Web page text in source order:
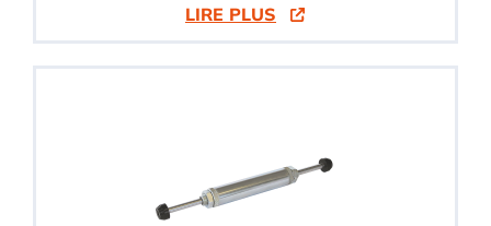
LIRE PLUS